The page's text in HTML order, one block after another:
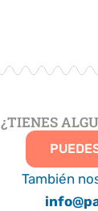
¿TIENES
También